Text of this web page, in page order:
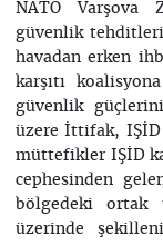
NATO Varşova
güvenlik
havadan erken
karşıtı
güvenlik
üzere İttifak, IŞİD
müttefikler IŞİD
cephesinden
bölgedeki ortak
üzerinde